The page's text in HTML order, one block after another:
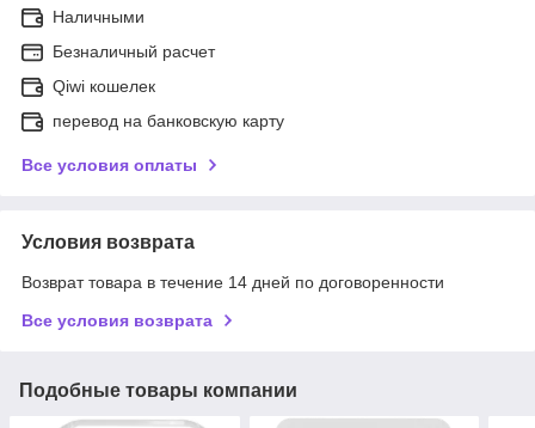
Наличными
Безналичный расчет
Qiwi кошелек
перевод на банковскую карту
Все условия оплаты
Условия возврата
Возврат товара в течение 14 дней по договоренности
Все условия возврата
Подобные товары компании